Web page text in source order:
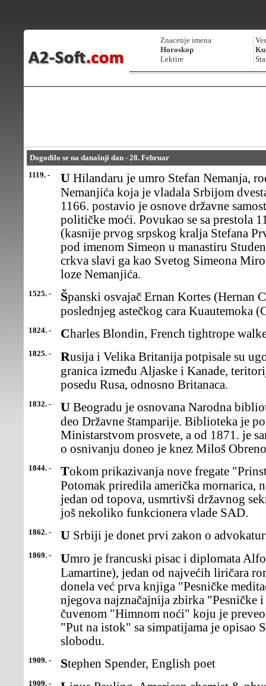
Znacenje imena
Horoskop
Lektire
Dogodilo se na današnji dan - 28. Februar
1119. -
U Hilandaru je umro Stefan Nemanja, rodonačelnik dinastije
Nemanjića koja je vladala Srbijom
1166. postavio je osnove državne
političke moći. Povukao se sa prestola
(kasnije prvog srpskog kralja Stefana
pod imenom Simeon u manastiru
crkva slavi ga kao Svetog Simeona
loze Nemanjića.
1525. - Španski osvajač Ernan Kortes (Hernan Cortez) pogubio je
poslednjeg astečkog cara Kuautemoka
1824. - Charles Blondin, French tightrope
1825. - Rusija i Velika Britanija potpisale su ugovor kojim je određena
granica između Aljaske i Kanade,
posedu Rusa, odnosno Britanaca.
1832. - U Beogradu je osnovana Narodna biblioteka Srbije kao sastavni
deo Državne štamparije. Biblioteka je
Ministarstvom prosvete, a od 1871. je
o osnivanju doneo je knez Miloš
1844. - Tokom prikazivanja nove fregate "Prinston", koje je na reci
Potomak priredila američka mornarica,
jedan od topova, usmrtivši državnog
još nekoliko funkcionera vlade SAD.
1862. - U Srbiji je donet prvi zakon o
1869. - Umro je francuski pisac i diplomata Alfons de Lamartin (Alphonse,
Lamartine), jedan od najvećih liričara
donela već prva knjiga "Pesničke
njegova najznačajnija zbirka "Pesničke
čuvenom "Himnom noći" koju je
"Put na istok" sa simpatijama je opisao
slobodu.
1909. - Stephen Spender, English poet
1909. -